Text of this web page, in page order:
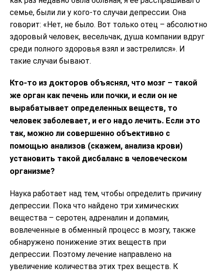
семье, были ли у кого-то случаи депрессии. Она
говорит: «Нет, не было. Вот только отец – абсолютно
здоровый человек, весельчак, душа компании вдруг
среди полного здоровья взял и застрелился». И
такие случаи бывают.
Кто-то из докторов объяснял, что мозг – такой
же орган как печень или почки, и если он не
вырабатывает определенных веществ, то
человек заболевает, и его надо лечить. Если это
так, можно ли совершенно объективно с
помощью анализов (скажем, анализа крови)
установить такой дисбаланс в человеческом
организме?
Наука работает над тем, чтобы определить причину
депрессии. Пока что найдено три химических
вещества – серотен, адреналин и допамин,
вовлеченные в обменный процесс в мозгу, также
обнаружено понижение этих веществ при
депрессии. Поэтому лечение направлено на
увеличение количества этих трех веществ. К